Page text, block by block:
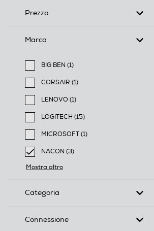
Prezzo
Marca
BIG BEN (1)
Filtra per Marca: BIG BEN
CORSAIR (1)
Filtra per Marca: CORSAIR
LENOVO (1)
Filtra per Marca: LENOVO
LOGITECH (15)
Filtra per Marca: LOGITECH
MICROSOFT (1)
Filtra per Marca: MICROSOFT
NACON (3)
selected Filtro applicato per Marca:
Mostra altro
Categoria
Connessione